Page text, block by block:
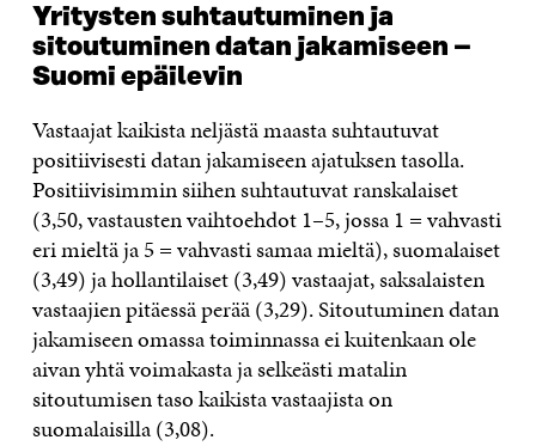
Yritysten suhtautuminen ja
sitoutuminen datan jakamiseen –
Suomi epäilevin
Vastaajat kaikista neljästä maasta suhtautuvat
positiivisesti datan jakamiseen ajatuksen tasolla.
Positiivisimmin siihen suhtautuvat ranskalaiset
(3,50, vastausten vaihtoehdot 1–5, jossa 1 = vahvasti
eri mieltä ja 5 = vahvasti samaa mieltä), suomalaiset
(3,49) ja hollantilaiset (3,49) vastaajat, saksalaisten
vastaajien pitäessä perää (3,29). Sitoutuminen datan
jakamiseen omassa toiminnassa ei kuitenkaan ole
aivan yhtä voimakasta ja selkeästi matalin
sitoutumisen taso kaikista vastaajista on
suomalaisilla (3,08).